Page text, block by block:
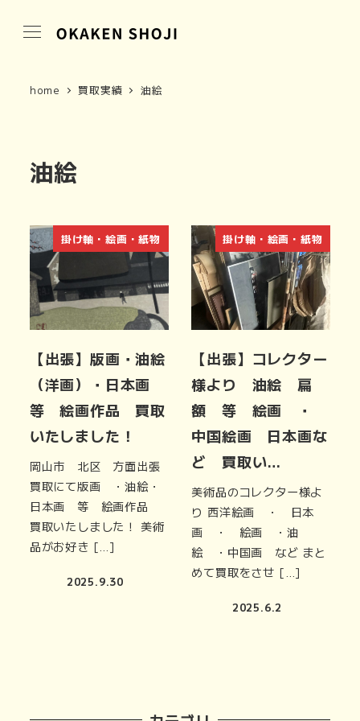
home 買取実績 油絵
油絵
掛け軸・絵画・紙物
【出張】版画・油絵
（洋画）・日本画
等 絵画作品 買取
いたしました！
岡山市 北区 方面出張
買取にて版画 ・油絵・
日本画 等 絵画作品
買取いたしました！ 美術
品がお好き […]
2025.9.30
掛け軸・絵画・紙物
【出張】コレクター
様より 油絵 扁
額 等 絵画 ・
中国絵画 日本画な
ど 買取い…
美術品のコレクター様よ
り 西洋絵画 ・ 日本
画 ・ 絵画 ・油
絵 ・中国画 など まと
めて買取をさせ […]
2025.6.2